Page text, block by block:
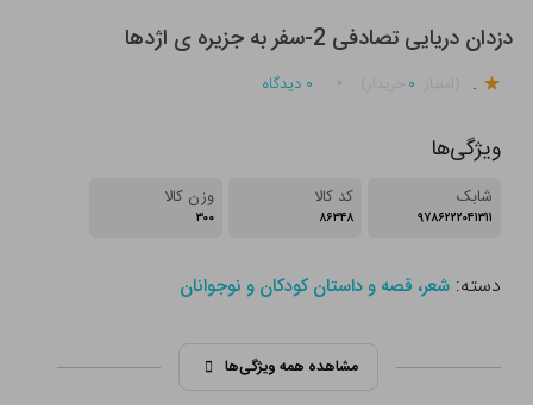
دزدان دریایی تصادفی 2-سفر به جزیره ی اژدها
. ۰ ۰ دیدگاه
ویژگی‌ها
شابک
۹۷۸۶۲۲۲۰۴۱۳۱۱
کد کالا
۸۶۳۴۸
وزن کالا
۳۰۰
دسته:شعر، قصه و داستان کودکان و نوجوانان
مشاهده همه ویژگی‌ها